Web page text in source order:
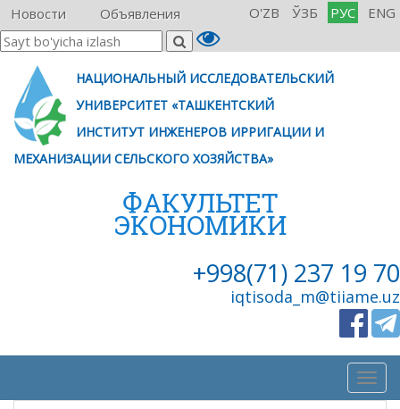
Новости Объявления O'ZB ЎЗБ РУС ENG
НАЦИОНАЛЬНЫЙ ИССЛЕДОВАТЕЛЬСКИЙ
УНИВЕРСИТЕТ «ТАШКЕНТСКИЙ
ИНСТИТУТ ИНЖЕНЕРОВ ИРРИГАЦИИ И
МЕХАНИЗАЦИИ СЕЛЬСКОГО ХОЗЯЙСТВА»
ФАКУЛЬТЕТ
ЭКОНОМИКИ
+998(71) 237 19 70
iqtisoda_m@tiiame.uz